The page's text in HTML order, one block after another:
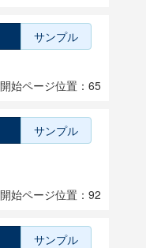
サンプル
開始ページ位置：65
サンプル
開始ページ位置：92
サンプル